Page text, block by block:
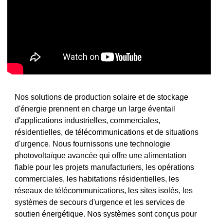
Nos solutions de production solaire et de stockage
d'énergie prennent en charge un large éventail
d'applications industrielles, commerciales,
résidentielles, de télécommunications et de situations
d'urgence. Nous fournissons une technologie
photovoltaïque avancée qui offre une alimentation
fiable pour les projets manufacturiers, les opérations
commerciales, les habitations résidentielles, les
réseaux de télécommunications, les sites isolés, les
systèmes de secours d'urgence et les services de
soutien énergétique. Nos systèmes sont conçus pour